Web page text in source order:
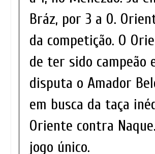
Bráz, por 3 a 0.
da competição. O
de ter sido campeão
disputa o Amador
em busca da taça
Oriente contra
jogo único.